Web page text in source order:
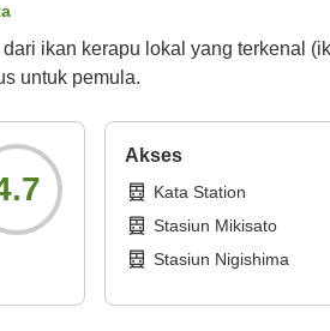
ikan kerapu lokal yang terkenal
untuk pemula.
Akses
Kata Station
Stasiun Mikisato
Stasiun Nigishima